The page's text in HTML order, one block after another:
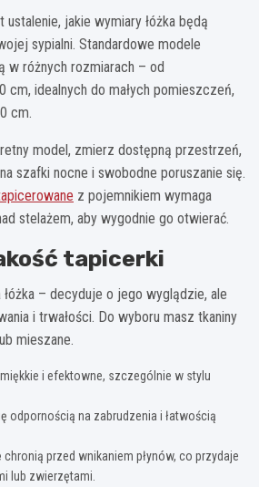
jakie wymiary łóżka będą
sypialni. Standardowe modele
w różnych rozmiarach – od
cm, idealnych do małych pomieszczeń,
cm.
model, zmierz dostępną przestrzeń,
szafki nocne i swobodne poruszanie się.
z pojemnikiem wymaga
stelażem, aby wygodnie go otwierać.
tapicerki
– decyduje o jego wyglądzie, ale
i trwałości. Do wyboru masz tkaniny
mieszane.
i efektowne, szczególnie w stylu
odpornością na zabrudzenia i łatwością
chronią przed wnikaniem płynów, co przydaje
lub zwierzętami.